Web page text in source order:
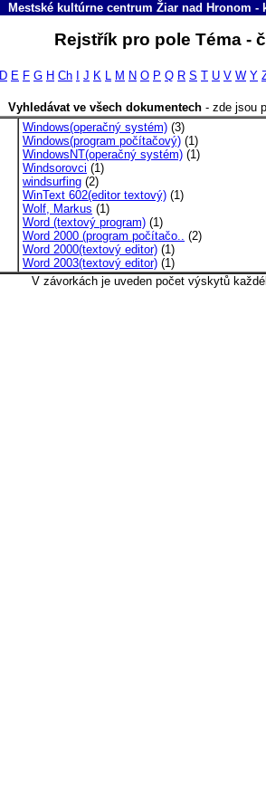
Mestské kultúrne centrum Žiar nad Hronom -
Rejstřík pro pole Téma -
D E F G H Ch J K L M N O P Q R S T U V W Y
Vyhledávat ve všech dokumentech - zde jsou
Windows(operačný systém) (3)
Windows(program počítačový) (1)
WindowsNT(operačný systém) (1)
Windsorovci (1)
windsurfing (2)
WinText 602(editor textový) (1)
Wolf, Markus (1)
Word (textový program) (1)
Word 2000 (program počítačo.. (2)
Word 2000(textový editor) (1)
Word 2003(textový editor) (1)
V závorkách je uveden počet výskytů